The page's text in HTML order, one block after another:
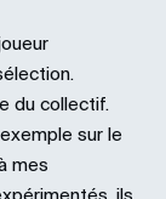
du collectif.
sur le
mes